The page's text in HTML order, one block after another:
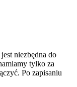
niezbędna do
tylko za
Po zapisaniu